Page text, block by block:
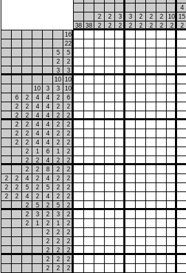
4
2
2 3 3 2 2 2 10 15
38 38 2 2 2 2 2 2 2 2
2
16
22
5
5
2
2
3
3
10 10
10
3 3
10
6
2 4 4 2
6
2
2 4 4 2
2
2
2 4 4 2
2
2
2 4 4 2
2
2
2 4 4 2
2
2
2 4 4 2
2
2
1 6 1
2
2
2 4 2
2
2
2 8 2
2
2
2 4 2 4 2
2
2
2 5 2 5 2
2
2
2 4 2 4 2
2
2
5 2 5
2
2
3 2 3
2
2
1 2 1
2
2
2
2
2
2
2
2
2
2
2
2
2
2
2
2